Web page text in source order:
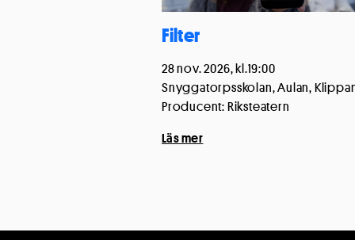
Filter
28 nov. 2026, kl.19:00
Snyggatorpsskolan, Aulan,
Producent: Riksteatern
Läs mer